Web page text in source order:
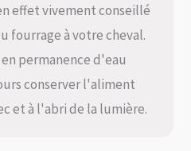
effet vivement conseillé
fourrage à votre cheval.
permanence d'eau
conserver l'aliment
et à l'abri de la lumière.